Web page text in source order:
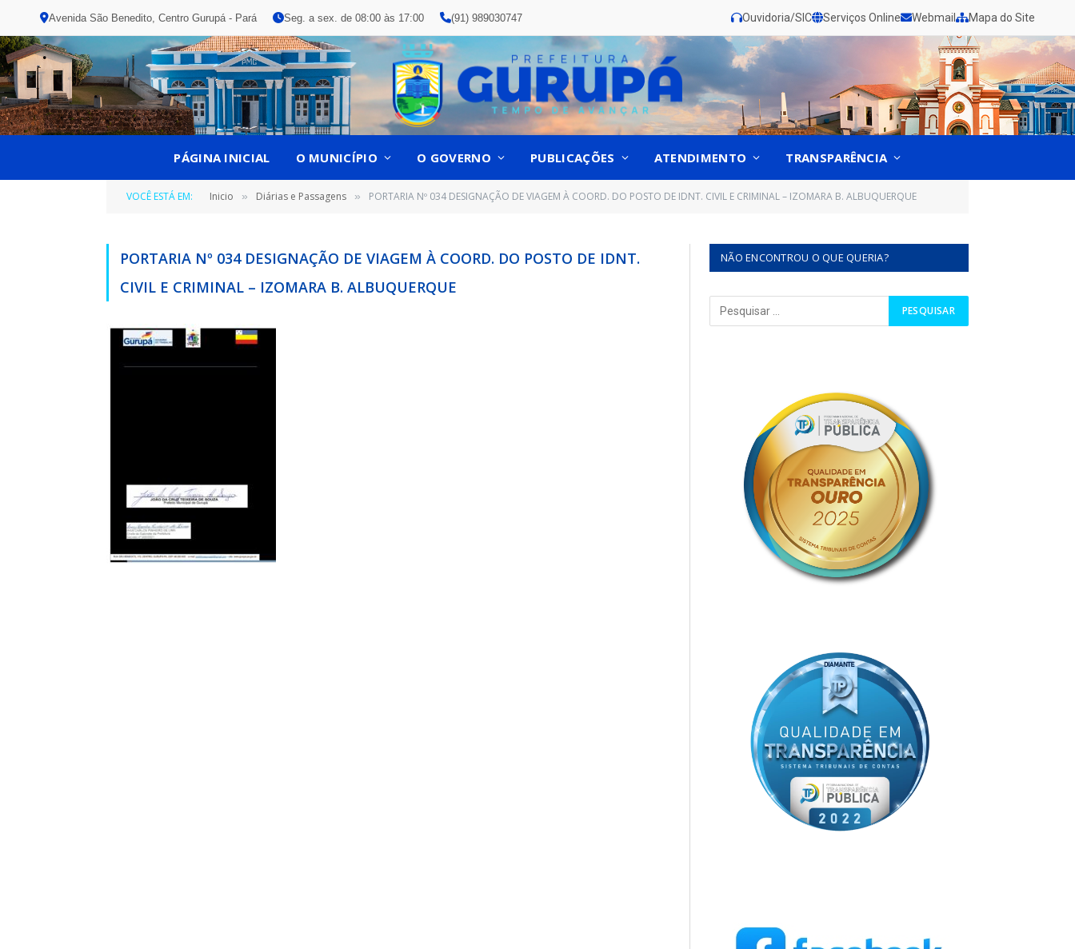
Avenida São Benedito, Centro Gurupá - Pará Seg. a sex. de 08:00 às 17:00 (91) 989030747 Ouvidoria/SIC Serviços Online Webmail Mapa do Site
PÁGINA INICIAL O MUNICÍPIO O GOVERNO PUBLICAÇÕES ATENDIMENTO TRANSPARÊNCIA
VOCÊ ESTÁ EM: Inicio » Diárias e Passagens » PORTARIA Nº 034 DESIGNAÇÃO DE VIAGEM À COORD. DO POSTO DE IDNT. CIVIL E CRIMINAL – IZOMARA B. ALBUQUERQUE
PORTARIA Nº 034 DESIGNAÇÃO DE VIAGEM À COORD. DO POSTO DE IDNT.
CIVIL E CRIMINAL – IZOMARA B. ALBUQUERQUE
NÃO ENCONTROU O QUE QUERIA?